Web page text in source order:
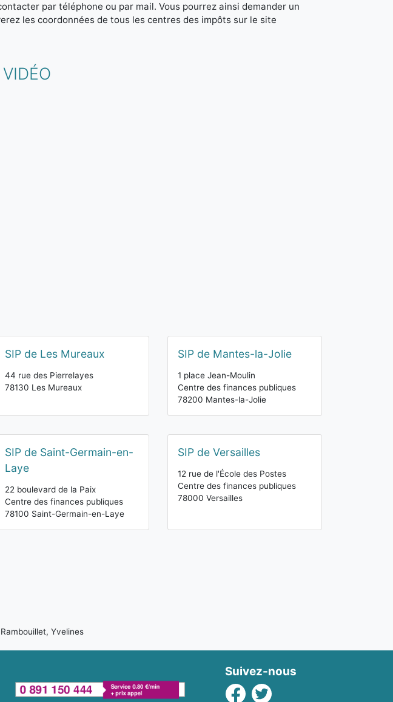
par téléphone ou par mail. Vous pourrez ainsi demander un
les coordonnées de tous les centres des impôts sur le site
SIP de Les Mureaux
44 rue des Pierrelayes
78130 Les Mureaux
SIP de Mantes-la-Jolie
1 place Jean-Moulin
Centre des finances publiques
78200 Mantes-la-Jolie
SIP de Saint-Germain-en-
Laye
22 boulevard de la Paix
Centre des finances publiques
78100 Saint-Germain-en-Laye
SIP de Versailles
12 rue de l'École des Postes
Centre des finances publiques
78000 Versailles
Yvelines
Suivez-nous
Facebook
Twitter